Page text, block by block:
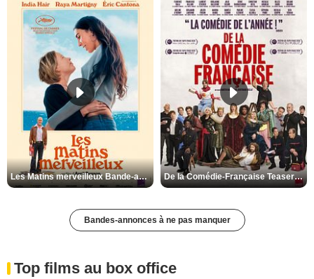
Les Matins merveilleux Bande-annonce VF De la Comédie-Française Teaser VF
Bandes-annonces à ne pas manquer
Top films au box office